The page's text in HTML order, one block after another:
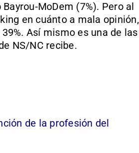
MoDem (7%). Pero al
en cuánto a mala opinión,
Así mismo es una de las
NS/NC recibe.
de la profesión del